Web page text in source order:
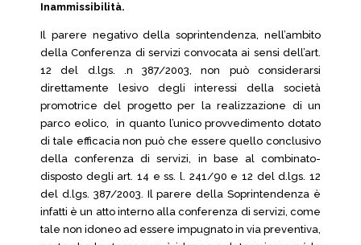
Inammissibilità.
Il parere negativo della soprintendenza, nell’ambito
della Conferenza di servizi convocata ai sensi dell’art.
12 del d.lgs. .n 387/2003, non può considerarsi
direttamente lesivo degli interessi della società
promotrice del progetto per la realizzazione di un
parco eolico, in quanto l’unico provvedimento dotato
di tale efficacia non può che essere quello conclusivo
della conferenza di servizi, in base al combinato-
disposto degli art. 14 e ss. l. 241/90 e 12 del d.lgs. 12
del d.lgs. 387/2003. Il parere della Soprintendenza è
infatti è un atto interno alla conferenza di servizi, come
tale non idoneo ad essere impugnato in via preventiva,